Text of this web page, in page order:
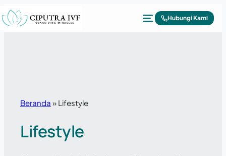
Lewati ke konten
Hubungi Kami
Beranda » Lifestyle
Lifestyle